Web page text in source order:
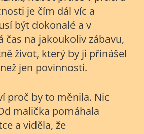
je čím dál víc a
být dokonalé a v
čas na jakoukoliv zábavu,
život, který by ji přinášel
jen povinnosti.
proč by to měnila. Nic
malička pomáhala
a viděla, že